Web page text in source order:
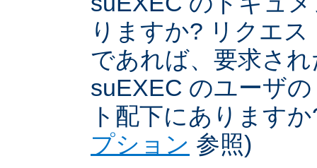
りますか? リクエ
であれば、要求さ
suEXEC のユーザ
ト配下にあります
プション 参照)